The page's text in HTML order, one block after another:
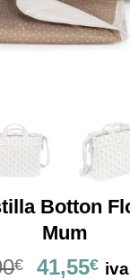
Botton
Mum
€
El
41,55€El